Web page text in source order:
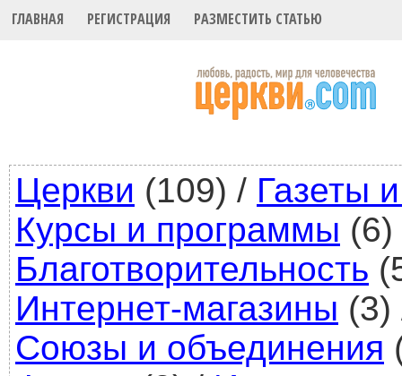
ГЛАВНАЯ РЕГИСТРАЦИЯ РАЗМЕСТИТЬ СТАТЬЮ
Церкви (109) / Газеты
Курсы и программы (6)
Благотворительность
Интернет-магазины (3)
Союзы и объединения